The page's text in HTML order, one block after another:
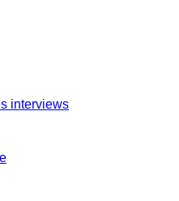
interviews